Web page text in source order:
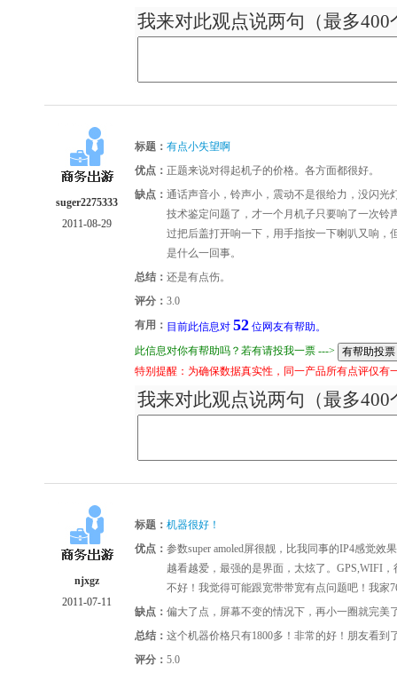
我来对此观点说两句（最多400
suger2275333
2011-08-29
标题： 有点小失望啊
优点： 正题来说对得起机子的价格。各方面都很好。
缺点： 通话声音小，铃声小，震动不是很给力，没闪
技术鉴定问题了，才一个月机子只要响了一次
过把后盖打开响一下，用手指按一下喇叭又响
是什么一回事。
总结： 还是有点伤。
评分： 3.0
有用： 目前此信息对 52 位网友有帮助。
此信息对你有帮助吗？若有请投我一票 --->
特别提醒：为确保数据真实性，同一产品所有点评仅有
我来对此观点说两句（最多400
njxgz
2011-07-11
标题： 机器很好！
优点： 参数super amoled屏很靓，比我同事的IP4感觉
越看越爱，最强的是界面，太炫了。GPS,WIFI
不好！我觉得可能跟宽带带宽有点问题吧！我家
缺点： 偏大了点，屏幕不变的情况下，再小一圈就完美
总结： 这个机器价格只有1800多！非常的好！朋友看到
评分： 5.0